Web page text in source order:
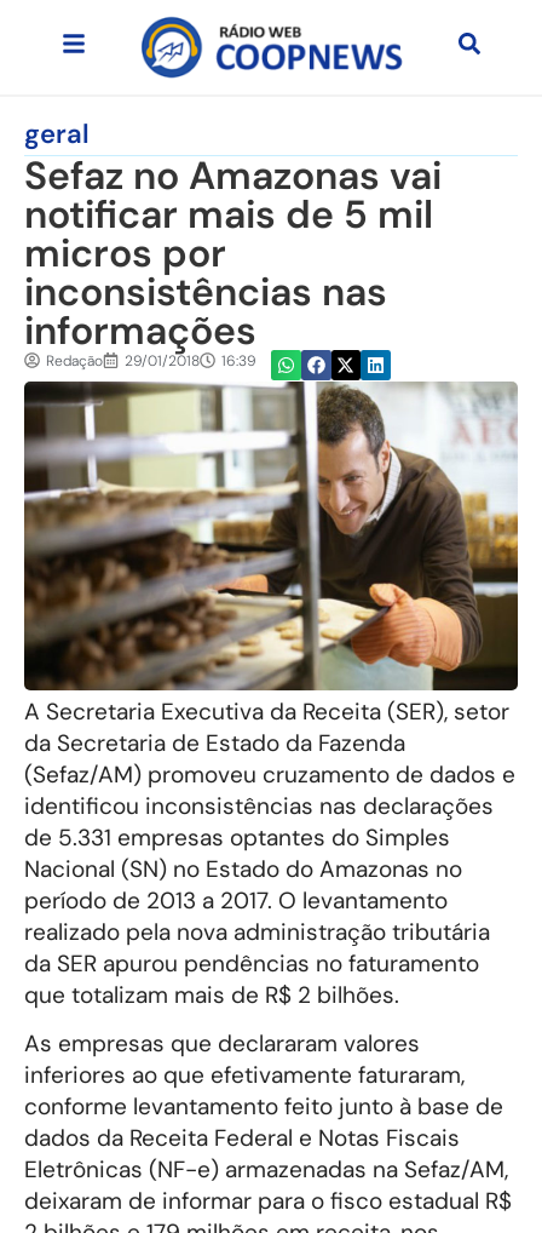
geral
Sefaz no Amazonas vai
notificar mais de 5 mil
micros por
inconsistências nas
informações
Redação 29/01/2018 16:39
A Secretaria Executiva da Receita (SER), setor
da Secretaria de Estado da Fazenda
(Sefaz/AM) promoveu cruzamento de dados e
identificou inconsistências nas declarações
de 5.331 empresas optantes do Simples
Nacional (SN) no Estado do Amazonas no
período de 2013 a 2017. O levantamento
realizado pela nova administração tributária
da SER apurou pendências no faturamento
que totalizam mais de R$ 2 bilhões.
As empresas que declararam valores
inferiores ao que efetivamente faturaram,
conforme levantamento feito junto à base de
dados da Receita Federal e Notas Fiscais
Eletrônicas (NF-e) armazenadas na Sefaz/AM,
deixaram de informar para o fisco estadual R$